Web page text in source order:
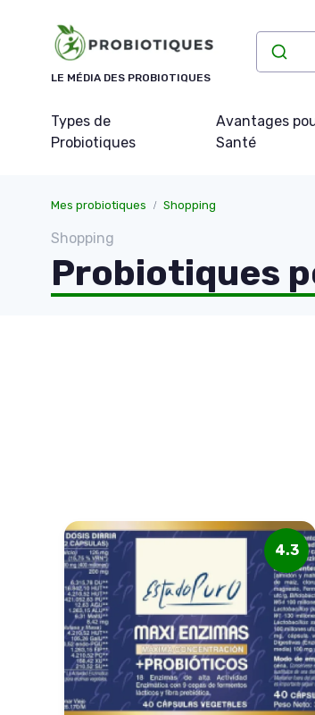
LE MÉDIA DES PROBIOTIQUES
Types de
Probiotiques
Avantages
Santé
Mes probiotiques Shopping
Shopping
Probiotiques
4.3